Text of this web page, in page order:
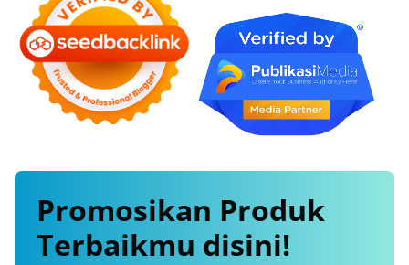
Promosikan Produk
Terbaikmu disini!